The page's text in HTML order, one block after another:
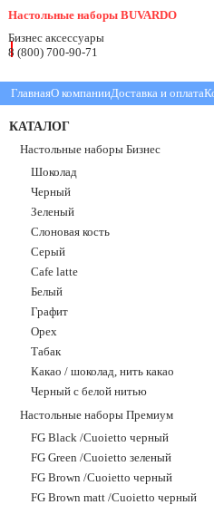
Настольные наборы BUVARDO
Бизнес аксессуары
8 (800) 700-90-71
ГлавнаяО компанииДоставка и оплата
КАТАЛОГ
Настольные наборы Бизнес
Шоколад
Черный
Зеленый
Слоновая кость
Серый
Cafe latte
Белый
Графит
Орех
Табак
Какао / шоколад, нить какао
Черный с белой нитью
Настольные наборы Премиум
FG Black /Сuoietto черный
FG Green /Сuoietto зеленый
FG Brown /Сuoietto черный
FG Brown matt /Сuoietto черный